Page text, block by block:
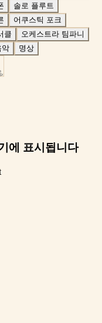
솔로 플루트
어쿠스틱 포크
클
오케스트라 팀파니
악 명상
에 표시됩니다